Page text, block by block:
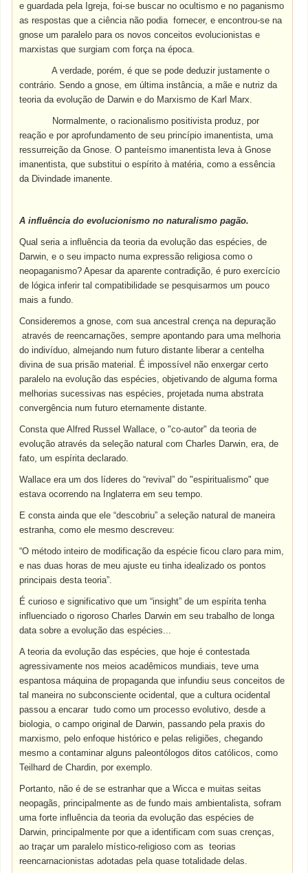
e guardada pela Igreja, foi-se buscar no ocultismo e no paganismo
as respostas que a ciência não podia fornecer, e encontrou-se na
gnose um paralelo para os novos conceitos evolucionistas e
marxistas que surgiam com força na época.
A verdade, porém, é que se pode deduzir justamente o
contrário. Sendo a gnose, em última instância, a mãe e nutriz da
teoria da evolução de Darwin e do Marxismo de Karl Marx.
Normalmente, o racionalismo positivista produz, por
reação e por aprofundamento de seu princípio imanentista, uma
ressurreição da Gnose. O panteísmo imanentista leva à Gnose
imanentista, que substitui o espírito à matéria, como a essência
da Divindade imanente.
A influência do evolucionismo no naturalismo pagão.
Qual seria a influência da teoria da evolução das espécies, de
Darwin, e o seu impacto numa expressão religiosa como o
neopaganismo? Apesar da aparente contradição, é puro exercício
de lógica inferir tal compatibilidade se pesquisarmos um pouco
mais a fundo.
Consideremos a gnose, com sua ancestral crença na depuração
através de reencarnações, sempre apontando para uma melhoria
do indivíduo, almejando num futuro distante liberar a centelha
divina de sua prisão material. É impossível não enxergar certo
paralelo na evolução das espécies, objetivando de alguma forma
melhorias sucessivas nas espécies, projetada numa abstrata
convergência num futuro eternamente distante.
Consta que Alfred Russel Wallace, o "co-autor" da teoria de
evolução através da seleção natural com Charles Darwin, era, de
fato, um espírita declarado.
Wallace era um dos líderes do “revival” do "espiritualismo" que
estava ocorrendo na Inglaterra em seu tempo.
E consta ainda que ele “descobriu” a seleção natural de maneira
estranha, como ele mesmo descreveu:
“O método inteiro de modificação da espécie ficou claro para mim,
e nas duas horas de meu ajuste eu tinha idealizado os pontos
principais desta teoria”.
É curioso e significativo que um “insight” de um espírita tenha
influenciado o rigoroso Charles Darwin em seu trabalho de longa
data sobre a evolução das espécies...
A teoria da evolução das espécies, que hoje é contestada
agressivamente nos meios acadêmicos mundiais, teve uma
espantosa máquina de propaganda que infundiu seus conceitos de
tal maneira no subconsciente ocidental, que a cultura ocidental
passou a encarar tudo como um processo evolutivo, desde a
biologia, o campo original de Darwin, passando pela praxis do
marxismo, pelo enfoque histórico e pelas religiões, chegando
mesmo a contaminar alguns paleontólogos ditos católicos, como
Teilhard de Chardin, por exemplo.
Portanto, não é de se estranhar que a Wicca e muitas seitas
neopagãs, principalmente as de fundo mais ambientalista, sofram
uma forte influência da teoria da evolução das espécies de
Darwin, principalmente por que a identificam com suas crenças,
ao traçar um paralelo místico-religioso com as teorias
reencarnacionistas adotadas pela quase totalidade delas.